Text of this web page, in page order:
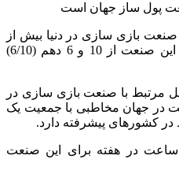
پول ساز جهان است
صنعت بازی سازی در دنیا بیش از
40 سال قدمت دارد گفت :رشد این صنعت از 10 و 6 دهم (6/10)
وجود 120 هزار شغل مرتبط با صنعت بازی سازی در
صنعت در جهان مخاطبی با جمعیت یک
ساعت در هفته برای این صنعت